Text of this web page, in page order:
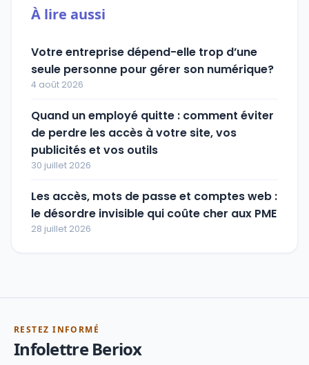
À lire aussi
Votre entreprise dépend-elle trop d’une
seule personne pour gérer son numérique?
4 août 2026
Quand un employé quitte : comment éviter
de perdre les accès à votre site, vos
publicités et vos outils
30 juillet 2026
Les accès, mots de passe et comptes web :
le désordre invisible qui coûte cher aux PME
28 juillet 2026
RESTEZ INFORMÉ
Infolettre Beriox